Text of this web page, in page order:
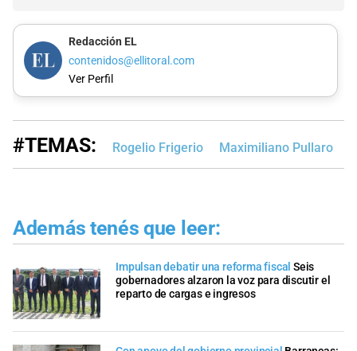
Redacción EL
contenidos@ellitoral.com
Ver Perfil
#TEMAS: Rogelio Frigerio Maximiliano Pullaro
Además tenés que leer:
Impulsan debatir una reforma fiscal Seis
gobernadores alzaron la voz para discutir el
reparto de cargas e ingresos